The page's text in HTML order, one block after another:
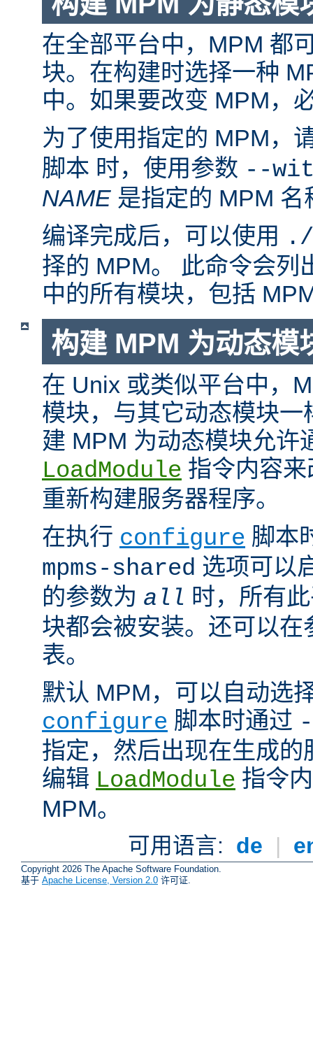
在全部平台中，MPM 都
块。在构建时选择一种
中。如果要改变 MPM，
为了使用指定的 MPM，
脚本 时，使用参数 --
NAME 是指定的 MPM 名
编译完成后，可以使用
择的 MPM。 此命令会列
中的所有模块，包括
构建 MPM 为动态模
在 Unix 或类似平台中，
模块，与其它动态模块
建 MPM 为动态模块允许
LoadModule 指令内容
重新构建服务器程序。
在执行 configure 脚本
mpms-shared 选项可以
的参数为 all 时，所有
块都会被安装。还可以在
表。
默认 MPM，可以自动选
configure 脚本时通过
指定，然后出现在生成
编辑 LoadModule 指令
MPM。
可用语言: de |
Copyright 2026 The Apache Software Foundation.
基于 Apache License, Version 2.0 许可证.